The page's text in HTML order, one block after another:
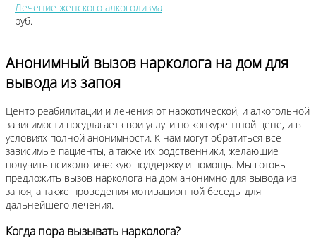
Лечение женского алкоголизма
руб.
Анонимный вызов нарколога на дом для
вывода из запоя
Центр реабилитации и лечения от наркотической, и алкогольной
зависимости предлагает свои услуги по конкурентной цене, и в
условиях полной анонимности. К нам могут обратиться все
зависимые пациенты, а также их родственники, желающие
получить психологическую поддержку и помощь. Мы готовы
предложить вызов нарколога на дом анонимно для вывода из
запоя, а также проведения мотивационной беседы для
дальнейшего лечения.
Когда пора вызывать нарколога?